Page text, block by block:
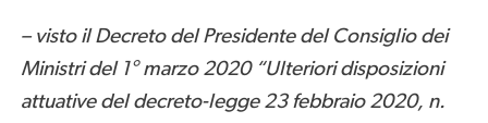
– visto il Decreto del Presidente del Consiglio dei
Ministri del 1° marzo 2020 “Ulteriori disposizioni
attuative del decreto-legge 23 febbraio 2020, n.